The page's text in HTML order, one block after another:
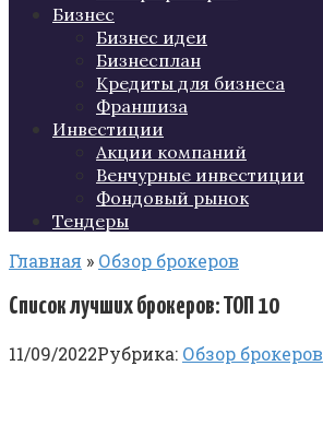
Бизнес
Бизнес идеи
Бизнесплан
Кредиты для бизнеса
Франшиза
Инвестиции
Акции компаний
Венчурные инвестиции
Фондовый рынок
Тендеры
Главная » Обзор брокеров
Список лучших брокеров: ТОП 10
11/09/2022Рубрика: Обзор брокеров